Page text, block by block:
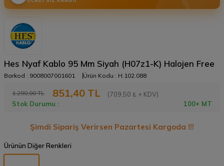
Hes Nyaf Kablo 95 Mm Siyah (H07z1-K) Halojen Free
Barkod : 9008007001601 Ürün Kodu : H.102.088
1.290,00TL 851,40 TL
(709,50 ₺ + KDV)
Stok Durumu :
100+ MT
Şimdi Sipariş Verirsen Pazartesi Kargoda !!!
Ürünün Diğer Renkleri